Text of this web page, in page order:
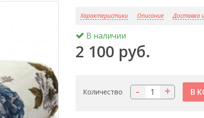
Характеристики Описание Доставка
В наличии
2 100 руб.
Количество +
-